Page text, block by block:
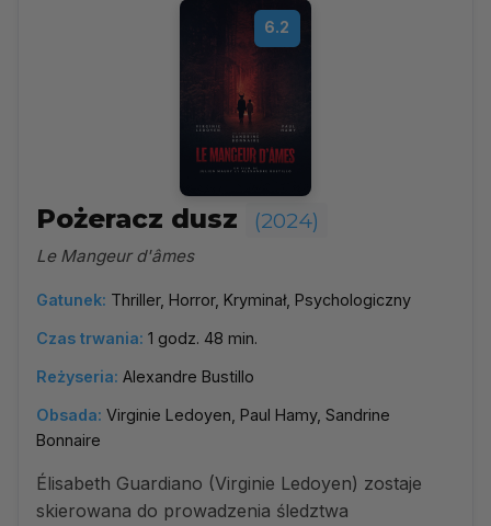
6.2
Pożeracz dusz (2024)
Le Mangeur d'âmes
Gatunek: Thriller, Horror, Kryminał, Psychologiczny
Czas trwania: 1 godz. 48 min.
Reżyseria: Alexandre Bustillo
Obsada: Virginie Ledoyen, Paul Hamy, Sandrine
Bonnaire
Élisabeth Guardiano (Virginie Ledoyen) zostaje
skierowana do prowadzenia śledztwa